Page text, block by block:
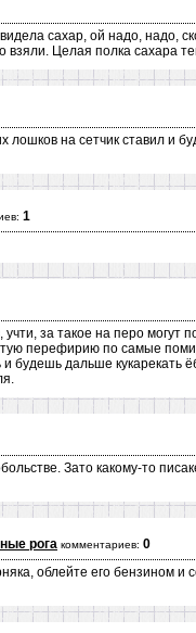
сахар, ой надо, надо,
Целая полка сахара
на сетчик ставил и
1
за такое на перо могут
перефирию по самые
дальше кукарекать
Зато какому-то
рога комментариев: 0
облейте его бензином и